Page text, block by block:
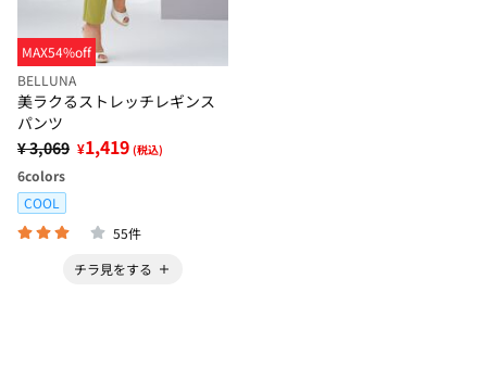
MAX54%off
BELLUNA
美ラクるストレッチレギンス
パンツ
¥ 3,069 ¥1,419 (税込)
6colors
COOL
55件
チラ見をする